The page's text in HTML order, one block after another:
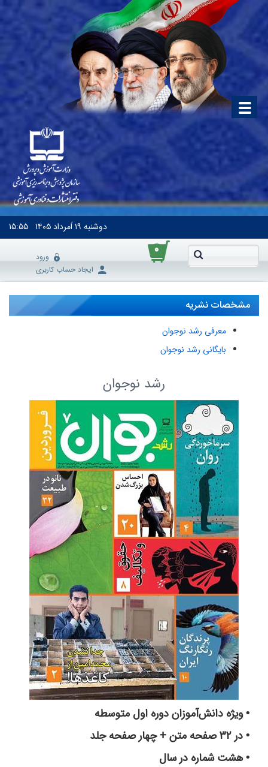
دوشنبه ۱۹ اَمرداد ۱۴۰۵ ۱۵:۵۵
۰
ورود
ایجاد حساب کاربری
مشخصات نشریه
معرفی رشد نوجوان
بایگانی رشد نوجوان
رشد نوجوان
•ویژه دانش‌آموزان دوره اول متوسطه
• در 32 صفحه متن + چهار صفحه جلد
•هشت شماره در سال